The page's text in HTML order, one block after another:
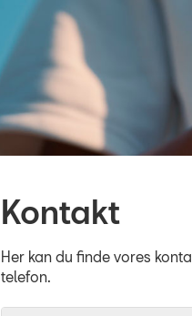
Kontakt
Her kan du finde vores
telefon.